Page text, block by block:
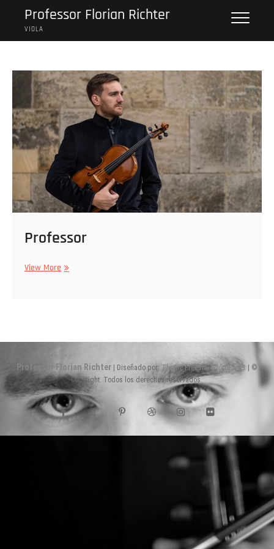
contenido
Professor Florian Richter
VIOLA
Professor
View MoreProfessor
Professor Florian Richter | Diseñado por: Theme Freesia | WordPress
| ©
Copyright. Todos los derechos reservados.
facebooktwitter pinterestdribbbleinstagramflickr